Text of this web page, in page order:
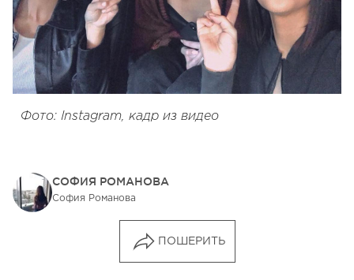
Фото: Instagram, кадр из видео
СОФИЯ РОМАНОВА
София Романова
ПОШЕРИТЬ